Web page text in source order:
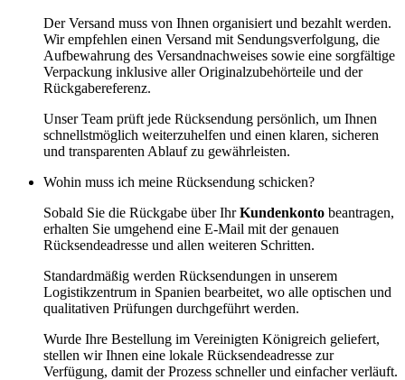
Der Versand muss von Ihnen organisiert und bezahlt werden.
Wir empfehlen einen Versand mit Sendungsverfolgung, die
Aufbewahrung des Versandnachweises sowie eine sorgfältige
Verpackung inklusive aller Originalzubehörteile und der
Rückgabereferenz.
Unser Team prüft jede Rücksendung persönlich, um Ihnen
schnellstmöglich weiterzuhelfen und einen klaren, sicheren
und transparenten Ablauf zu gewährleisten.
Wohin muss ich meine Rücksendung schicken?
Sobald Sie die Rückgabe über IhrKundenkonto beantragen,
erhalten Sie umgehend eine E-Mail mit der genauen
Rücksendeadresse und allen weiteren Schritten.
Standardmäßig werden Rücksendungen in unserem
Logistikzentrum in Spanien bearbeitet, wo alle optischen und
qualitativen Prüfungen durchgeführt werden.
Wurde Ihre Bestellung im Vereinigten Königreich geliefert,
stellen wir Ihnen eine lokale Rücksendeadresse zur
Verfügung, damit der Prozess schneller und einfacher verläuft.